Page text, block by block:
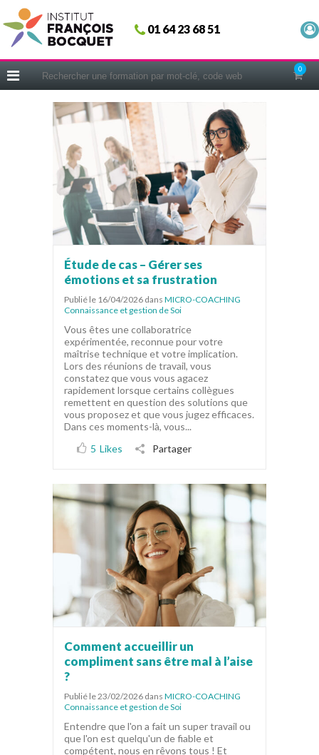
01 64 23 68 51
0
Fermer
ACCUEIL
CERIFICATIONS
INTRAS | SUR-MESURE
COACHING
EN PRATIQUE
NOUS CONNAÎTRE
CONSEILS MICRO-COACHING
PODCAST
WEBINAIRES
QUESTIONNAIRE GRATUIT
Étude de cas – Gérer ses
émotions et sa frustration
Publié le 16/04/2026 dans MICRO-COACHING
Connaissance et gestion de Soi
Vous êtes une collaboratrice
expérimentée, reconnue pour votre
maîtrise technique et votre implication.
Lors des réunions de travail, vous
constatez que vous vous agacez
rapidement lorsque certains collègues
remettent en question des solutions que
vous proposez et que vous jugez efficaces.
Dans ces moments-là, vous...
5 Likes Partager
Comment accueillir un
compliment sans être mal à l’aise
?
Publié le 23/02/2026 dans MICRO-COACHING
Connaissance et gestion de Soi
Entendre que l'on a fait un super travail ou
que l'on est quelqu'un de fiable et
compétent, nous en rêvons tous ! Et